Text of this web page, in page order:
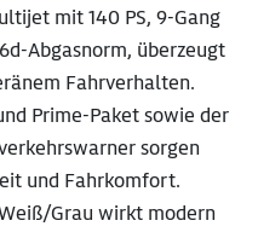
mit 140 PS, 9-Gang
Abgasnorm, überzeugt
Fahrverhalten.
Prime-Paket sowie der
sorgen
und Fahrkomfort.
Grau wirkt modern